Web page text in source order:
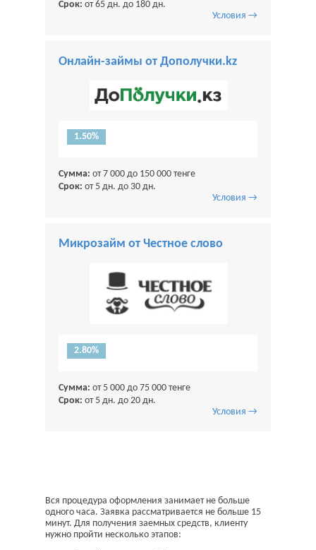
Срок: от 65 дн. до 180 дн.
Условия →
Онлайн-займы от Дополучки.kz
1.50%
Сумма: от 7 000 до 150 000 тенге
Срок: от 5 дн. до 30 дн.
Условия →
Микрозайм от Честное слово
2.80%
Сумма: от 5 000 до 75 000 тенге
Срок: от 5 дн. до 20 дн.
Условия →
Вся процедура оформления занимает не больше
одного часа. Заявка рассматривается не больше 15
минут. Для получения заемных средств, клиенту
нужно пройти несколько этапов: